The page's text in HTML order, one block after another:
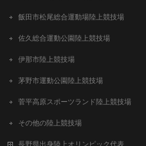
飯田市松尾総合運動場陸上競技場
佐久総合運動公園陸上競技場
伊那市陸上競技場
茅野市運動公園陸上競技場
菅平高原スポーツランド陸上競技場
その他の陸上競技場
長野県出身陸上オリンピック代表